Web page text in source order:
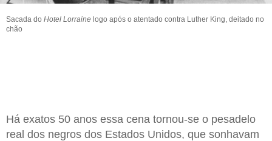
Sacada do Hotel Lorraine logo após o atentado contra Luther King, deitado no
chão
Há exatos 50 anos essa cena tornou-se o pesadelo
real dos negros dos Estados Unidos, que sonhavam